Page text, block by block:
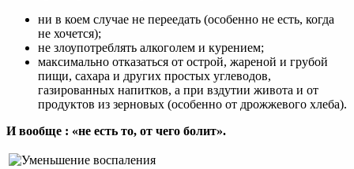
ни в коем случае не переедать (особенно не есть, когда
не хочется);
не злоупотреблять алкоголем и курением;
максимально отказаться от острой, жареной и грубой
пищи, сахара и других простых углеводов,
газированных напитков, а при вздутии живота и от
продуктов из зерновых (особенно от дрожжевого хлеба).
И вообще : «не есть то, от чего болит».